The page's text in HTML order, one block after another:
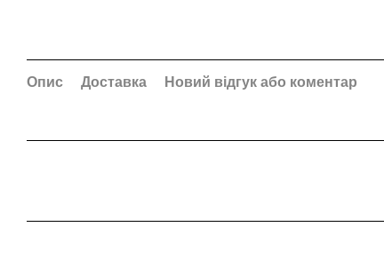
Опис Доставка Новий відгук або коментар